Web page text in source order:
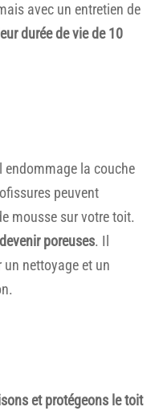
avec un entretien de
durée de vie de 10
endommage la couche
peuvent
mousse sur votre toit.
devenir poreuses. Il
nettoyage et un
et protégeons le toit